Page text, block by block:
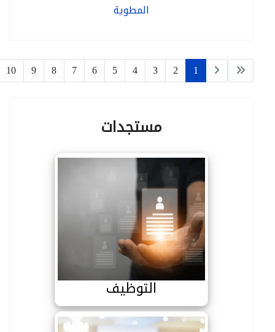
المطوية
1
2
3
4
5
6
7
8
9
10
مستجدات
التوظيف
التوظيف